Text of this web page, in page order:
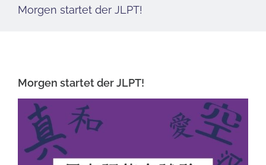
Morgen startet der JLPT!
Morgen startet der JLPT!